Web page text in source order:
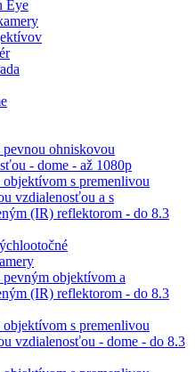
Eye
ohniskovou
- dome - až 1080p
s premenlivou
vzdialenosťou a s
(IR) reflektorom - do 8.3
pevným objektívom a
(IR) reflektorom - do 8.3
s premenlivou
vzdialenosťou - dome - do 8.3